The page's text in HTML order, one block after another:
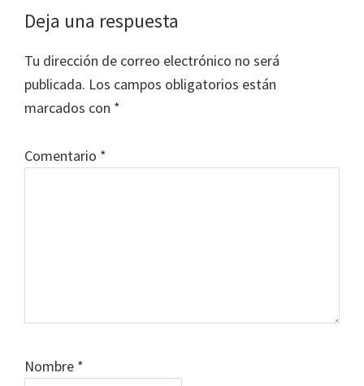
Interacciones
los
lectores
Deja una respuesta
Tu dirección de correo electrónico no será
publicada. Los campos obligatorios están
marcados con *
Comentario *
Nombre *